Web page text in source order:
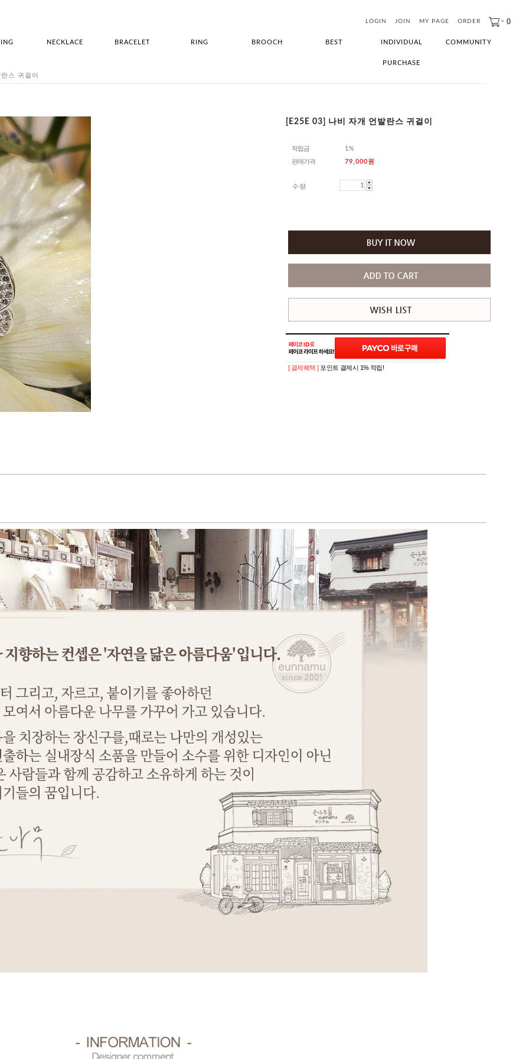
LOGIN JOIN MY PAGE ORDER - 0
NECKLACE BRACELET RING BROOCH BEST INDIVIDUAL
PURCHASE
COMMUNITY
스 귀걸이
[E25E 03] 나비 자개 언발란스 귀걸이
적립금
1%
판매가격
79,000원
수량
페이코 ID로 페이코
PAYCO 바로구
[ 결제혜택 ] 포인트 결제시 1% 적립!